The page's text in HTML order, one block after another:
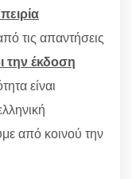
τις απαντήσεις
την έκδοση
είναι
από κοινού την